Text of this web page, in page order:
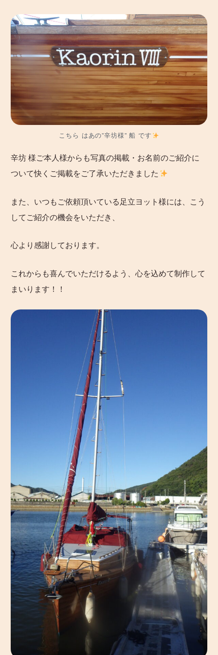
こちら はあの”辛坊様” 船 です
辛坊 様ご本人様からも写真の掲載・お名前のご紹介に
ついて快くご掲載をご了承いただきました
また、いつもご依頼頂いている足立ヨット様には、こう
してご紹介の機会をいただき、
心より感謝しております。
これからも喜んでいただけるよう、心を込めて制作して
まいります！！